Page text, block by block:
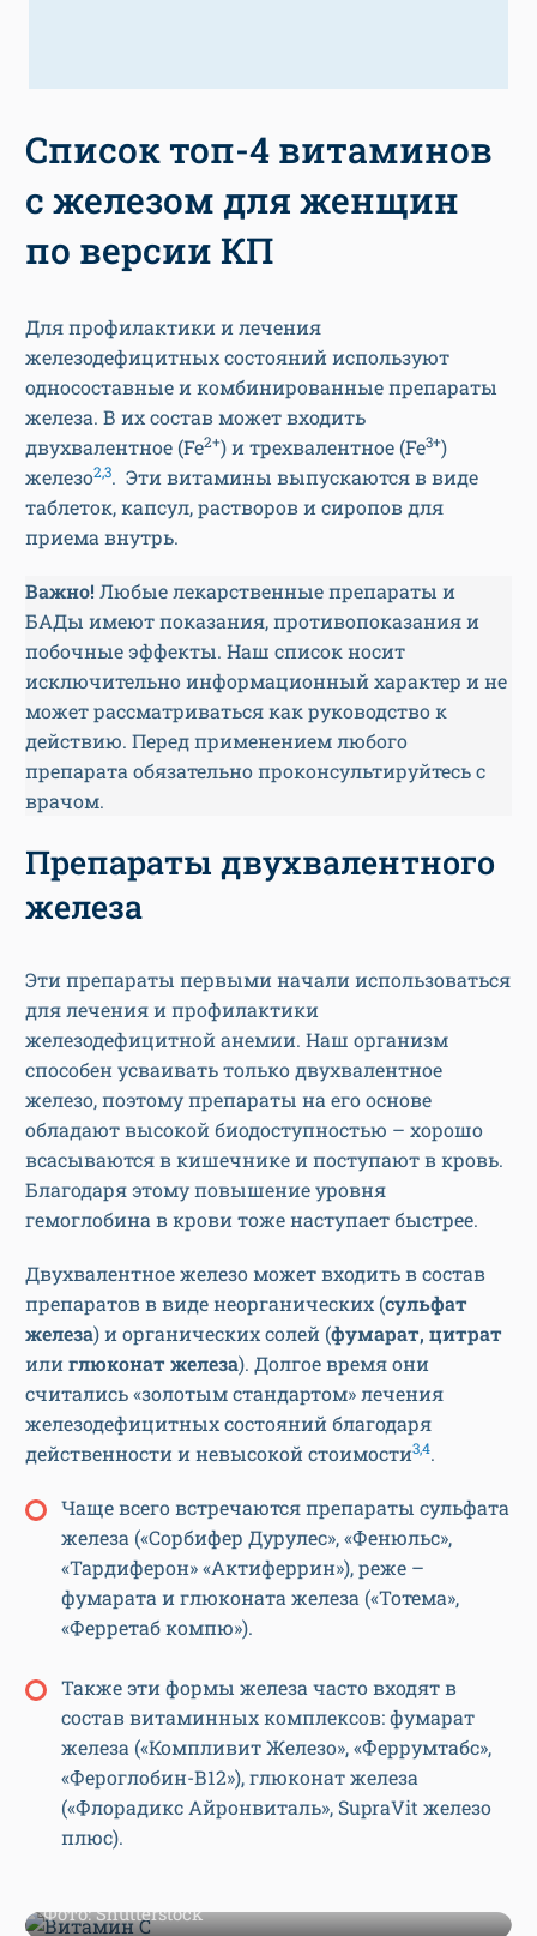
Список топ-4 витаминов
с железом для женщин
по версии КП
Для профилактики и лечения
железодефицитных состояний используют
односоставные и комбинированные препараты
железа. В их состав может входить
двухвалентное (Fe2+) и трехвалентное (Fe3+)
железо2,3. Эти витамины выпускаются в виде
таблеток, капсул, растворов и сиропов для
приема внутрь.
Важно! Любые лекарственные препараты и
БАДы имеют показания, противопоказания и
побочные эффекты. Наш список носит
исключительно информационный характер и не
может рассматриваться как руководство к
действию. Перед применением любого
препарата обязательно проконсультируйтесь с
врачом.
Препараты двухвалентного
железа
Эти препараты первыми начали использоваться
для лечения и профилактики
железодефицитной анемии. Наш организм
способен усваивать только двухвалентное
железо, поэтому препараты на его основе
обладают высокой биодоступностью – хорошо
всасываются в кишечнике и поступают в кровь.
Благодаря этому повышение уровня
гемоглобина в крови тоже наступает быстрее.
Двухвалентное железо может входить в состав
препаратов в виде неорганических (сульфат
железа) и органических солей (фумарат, цитрат
илиглюконат железа). Долгое время они
считались «золотым стандартом» лечения
железодефицитных состояний благодаря
действенности и невысокой стоимости3,4.
Чаще всего встречаются препараты сульфата
железа («Сорбифер Дурулес», «Фенюльс»,
«Тардиферон» «Актиферрин»), реже –
фумарата и глюконата железа («Тотема»,
«Ферретаб компю»).
Также эти формы железа часто входят в
состав витаминных комплексов: фумарат
железа («Компливит Железо», «Феррумтабс»,
«Фероглобин-В12»), глюконат железа
(«Флорадикс Айронвиталь», SupraVit железо
плюс).
Фото: Shutterstock